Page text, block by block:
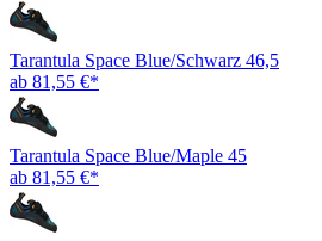
Tarantula Space Blue/Schwarz 46,5
ab 81,55 €*
Tarantula Space Blue/Maple 45
ab 81,55 €*